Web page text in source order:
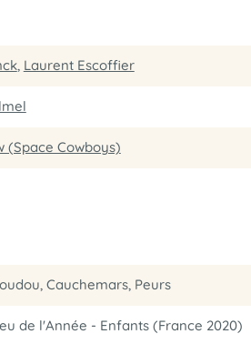
, Laurent Escoffier
(Space Cowboys)
Cauchemars, Peurs
de l'Année - Enfants (France 2020)